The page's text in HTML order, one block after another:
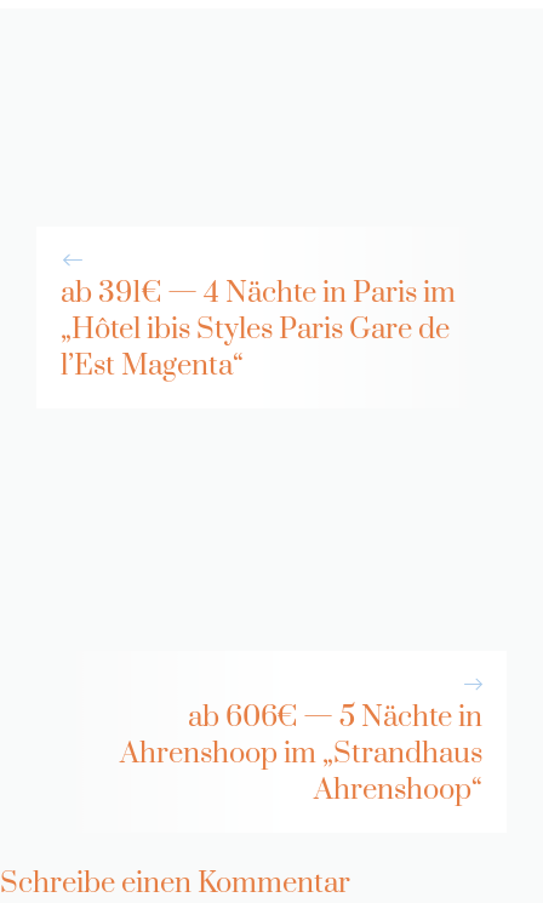
ab 391€ — 4 Nächte in Paris im
„Hôtel ibis Styles Paris Gare de
l’Est Magenta“
ab 606€ — 5 Nächte in
Ahrenshoop im „Strandhaus
Ahrenshoop“
Schreibe einen Kommentar